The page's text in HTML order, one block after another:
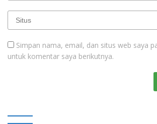
Simpan nama, email, dan situs web saya
untuk komentar saya berikutnya.